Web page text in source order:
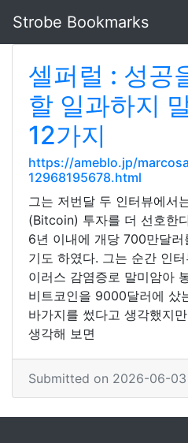
Strobe Bookmarks
셀퍼럴 : 성공
할 일과하지
12가지
https://ameblo.jp/
12968195678.html
그는 저번달 두 인터뷰에서
(Bitcoin) 투자를 더 선호한
6년 이내에 개당 700만달
기도 하였다. 그는 순간 인
이러스 감염증로 말미암아
비트코인을 9000달러에 샀
바가지를 썼다고 생각했지
생각해 보면
Submitted on 2026-06-03